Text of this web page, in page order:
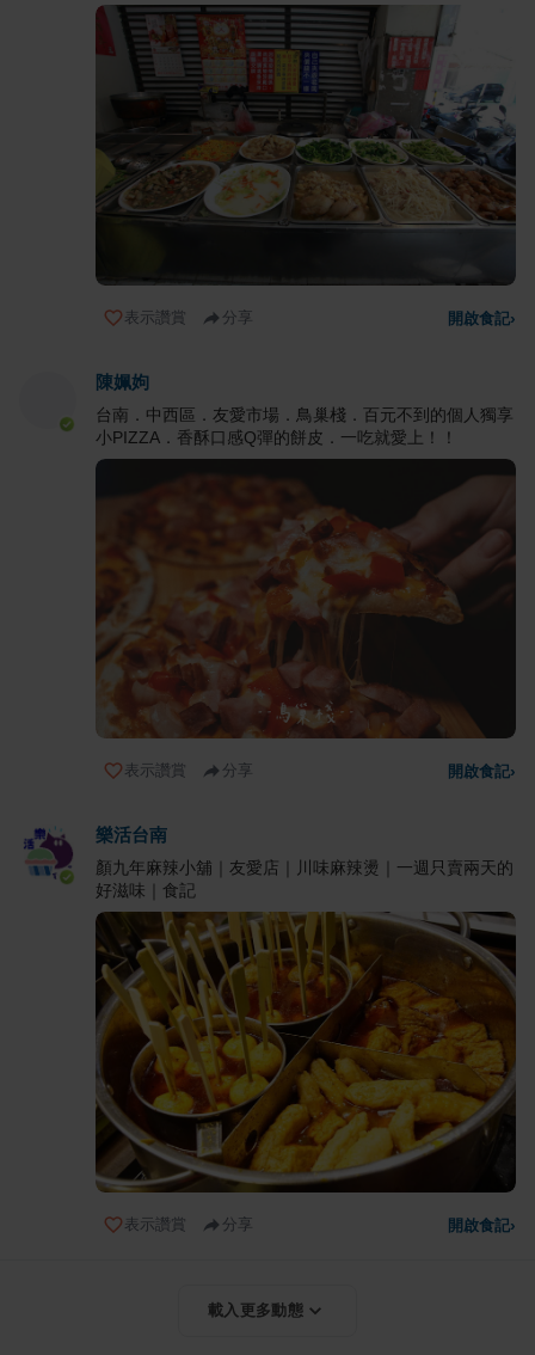
表示讚賞 分享 開啟食記›
陳姵姁
台南．中西區．友愛市場．鳥巢棧．百元不到的個人獨享
小PIZZA．香酥口感Q彈的餅皮．一吃就愛上！！
表示讚賞 分享 開啟食記›
樂活台南
顏九年麻辣小舖｜友愛店｜川味麻辣燙｜一週只賣兩天的
好滋味｜食記
表示讚賞 分享 開啟食記›
載入更多動態